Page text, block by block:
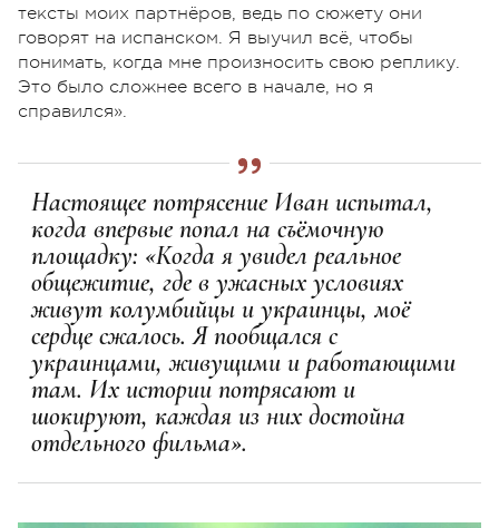
тексты моих партнёров, ведь по сюжету они
говорят на испанском. Я выучил всё, чтобы
понимать, когда мне произносить свою реплику.
Это было сложнее всего в начале, но я
справился».
Настоящее потрясение Иван испытал,
когда впервые попал на съёмочную
площадку: «Когда я увидел реальное
общежитие, где в ужасных условиях
живут колумбийцы и украинцы, моё
сердце сжалось. Я пообщался с
украинцами, живущими и работающими
там. Их истории потрясают и
шокируют, каждая из них достойна
отдельного фильма».